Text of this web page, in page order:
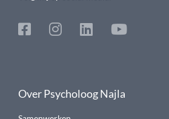
Over Psycholoog Najla